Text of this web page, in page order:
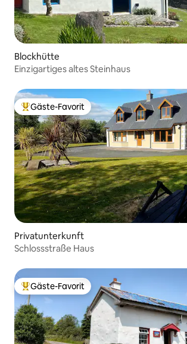
Blockhütte
Einzigartiges altes Steinhaus
Beliebter Gäste-Favorit.
Gäste-Favorit
Privatunterkunft
Schlossstraße Haus
Beliebter Gäste-Favorit.
Gäste-Favorit